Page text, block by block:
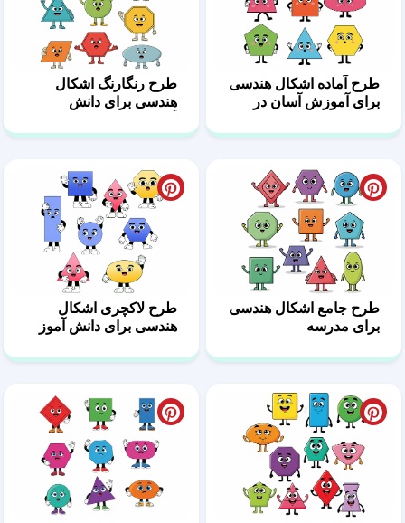
طرح آماده اشکال هندسی
برای آموزش آسان در
طرح رنگارنگ اشکال
هندسی برای دانش
طرح جامع اشکال هندسی
برای مدرسه
طرح لاکچری اشکال
هندسی برای دانش آموز